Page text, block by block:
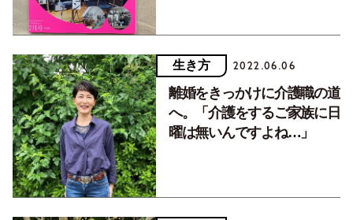
生き方 2022.06.06
離婚をきっかけに介護職の道
へ。「介護をするご家族に日
曜は無いんですよね…」